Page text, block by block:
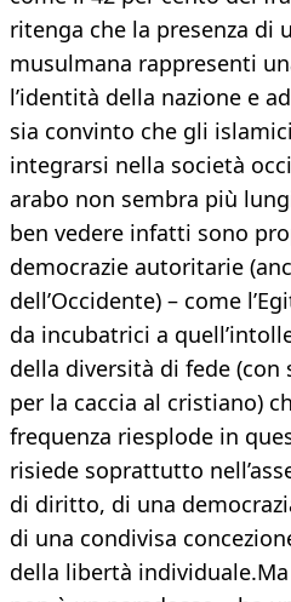
ritenga che la presenza di
musulmana rappresenti
l’identità della nazione e
sia convinto che gli
integrarsi nella società
arabo non sembra più
ben vedere infatti sono
democrazie autoritarie
dell’Occidente) – come
da incubatrici a
della diversità di fede (con
per la caccia al cristiano)
frequenza riesplode in
risiede soprattutto
di diritto, di una
di una condivisa
della libertà individuale.Ma